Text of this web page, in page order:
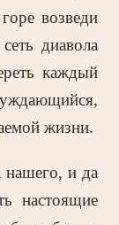
возведи
диавола
каждый
жизни.
нашего, и да
настоящие